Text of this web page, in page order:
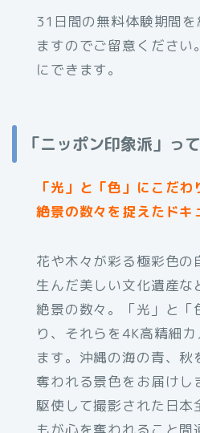
31日間の無料体験期間
ますのでご留意くださ
にできます。
「ニッポン印象派」っ
「光」と「色」にこだ
絶景の数々を捉えたドキ
花や木々が彩る極彩色の
生んだ美しい文化遺産な
絶景の数々。「光」と「
り、それらを4K高精細
ます。沖縄の海の青、秋
奪われる景色をお届けし
駆使して撮影された日本